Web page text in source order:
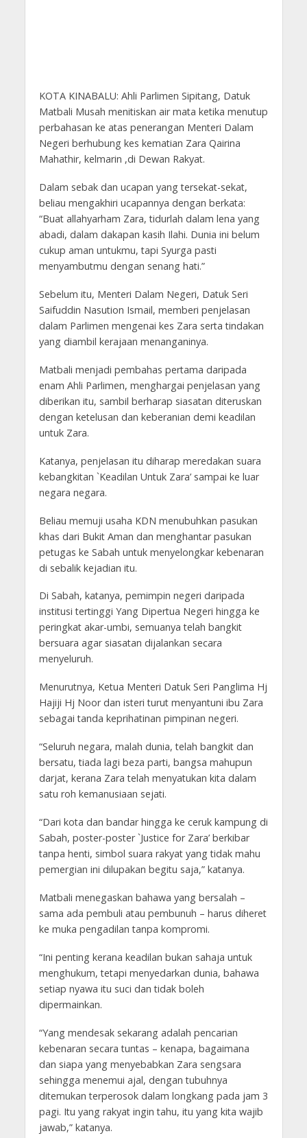
KOTA KINABALU: Ahli Parlimen Sipitang, Datuk
Matbali Musah menitiskan air mata ketika menutup
perbahasan ke atas penerangan Menteri Dalam
Negeri berhubung kes kematian Zara Qairina
Mahathir, kelmarin ,di Dewan Rakyat.
Dalam sebak dan ucapan yang tersekat-sekat,
beliau mengakhiri ucapannya dengan berkata:
“Buat allahyarham Zara, tidurlah dalam lena yang
abadi, dalam dakapan kasih Ilahi. Dunia ini belum
cukup aman untukmu, tapi Syurga pasti
menyambutmu dengan senang hati.”
Sebelum itu, Menteri Dalam Negeri, Datuk Seri
Saifuddin Nasution Ismail, memberi penjelasan
dalam Parlimen mengenai kes Zara serta tindakan
yang diambil kerajaan menanganinya.
Matbali menjadi pembahas pertama daripada
enam Ahli Parlimen, menghargai penjelasan yang
diberikan itu, sambil berharap siasatan diteruskan
dengan ketelusan dan keberanian demi keadilan
untuk Zara.
Katanya, penjelasan itu diharap meredakan suara
kebangkitan `Keadilan Untuk Zara’ sampai ke luar
negara negara.
Beliau memuji usaha KDN menubuhkan pasukan
khas dari Bukit Aman dan menghantar pasukan
petugas ke Sabah untuk menyelongkar kebenaran
di sebalik kejadian itu.
Di Sabah, katanya, pemimpin negeri daripada
institusi tertinggi Yang Dipertua Negeri hingga ke
peringkat akar-umbi, semuanya telah bangkit
bersuara agar siasatan dijalankan secara
menyeluruh.
Menurutnya, Ketua Menteri Datuk Seri Panglima Hj
Hajiji Hj Noor dan isteri turut menyantuni ibu Zara
sebagai tanda keprihatinan pimpinan negeri.
“Seluruh negara, malah dunia, telah bangkit dan
bersatu, tiada lagi beza parti, bangsa mahupun
darjat, kerana Zara telah menyatukan kita dalam
satu roh kemanusiaan sejati.
“Dari kota dan bandar hingga ke ceruk kampung di
Sabah, poster-poster `Justice for Zara’ berkibar
tanpa henti, simbol suara rakyat yang tidak mahu
pemergian ini dilupakan begitu saja,” katanya.
Matbali menegaskan bahawa yang bersalah –
sama ada pembuli atau pembunuh – harus diheret
ke muka pengadilan tanpa kompromi.
“Ini penting kerana keadilan bukan sahaja untuk
menghukum, tetapi menyedarkan dunia, bahawa
setiap nyawa itu suci dan tidak boleh
dipermainkan.
“Yang mendesak sekarang adalah pencarian
kebenaran secara tuntas – kenapa, bagaimana
dan siapa yang menyebabkan Zara sengsara
sehingga menemui ajal, dengan tubuhnya
ditemukan terperosok dalam longkang pada jam 3
pagi. Itu yang rakyat ingin tahu, itu yang kita wajib
jawab,” katanya.